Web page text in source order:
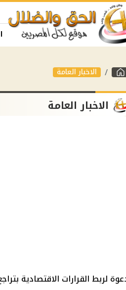
الاخبار العامة
الاخبار العامة
لربط القرارات الاقتصادية